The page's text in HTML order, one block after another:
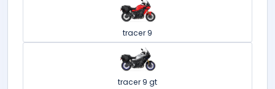
tracer 9
tracer 9 gt